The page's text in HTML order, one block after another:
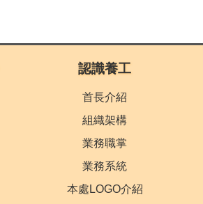
認識養工
首長介紹
組織架構
業務職掌
業務系統
本處LOGO介紹